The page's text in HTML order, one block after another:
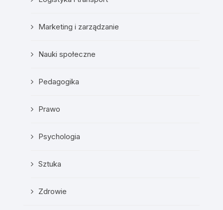
Marketing i zarządzanie
Nauki społeczne
Pedagogika
Prawo
Psychologia
Sztuka
Zdrowie